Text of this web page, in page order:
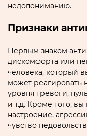
недопониманию.
Признаки
Первым знаком
дискомфорта или
человека, который
может
уровня тревоги,
и т.д. Кроме того,
настроение,
чувство